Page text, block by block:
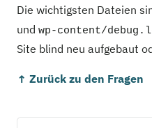
Die wichtigsten Dateien
und wp-content/
Site blind neu aufgebaut
↑ Zurück zu den Fragen